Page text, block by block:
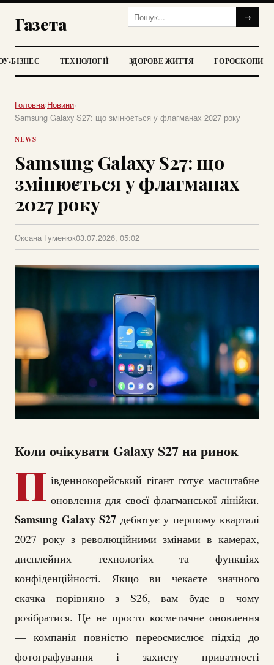
Газета →
БІЗНЕС ТЕХНОЛОГІЇ ЗДОРОВЕ ЖИТТЯ ГОРОСКОПИ
Головна›Новини›
Samsung Galaxy S27: що змінюється у флагманах 2027 року
NEWS
Samsung Galaxy S27: що
змінюється у флагманах
2027 року
Оксана Гуменюк03.07.2026, 05:02
Коли очікувати Galaxy S27 на ринок
П івденнокорейський гігант готує масштабне
оновлення для своєї флагманської лінійки.
Samsung Galaxy S27 дебютує у першому кварталі
2027 року з революційними змінами в камерах,
дисплейних технологіях та функціях
конфіденційності. Якщо ви чекаєте значного
скачка порівняно з S26, вам буде в чому
розібратися. Це не просто косметичне оновлення
— компанія повністю переосмислює підхід до
фотографування і захисту приватності